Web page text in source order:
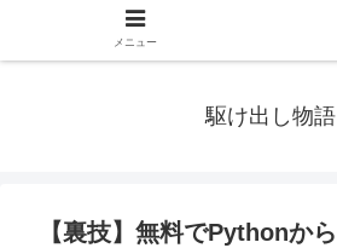
駆け出し物語
【裏技】無料でPythonか
メニュー